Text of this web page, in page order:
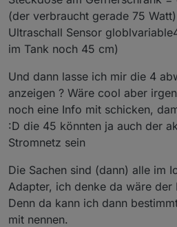
(der verbraucht gerade 75 Watt)
Ultraschall Sensor
im Tank noch 45 cm)
Und dann lasse ich mir die 4
anzeigen ? Wäre cool aber
noch eine Info mit schicken,
:D die 45 könnten ja auch der
Stromnetz sein
Die Sachen sind (dann) alle im
Adapter, ich denke da wäre der
Denn da kann ich dann
mit nennen.